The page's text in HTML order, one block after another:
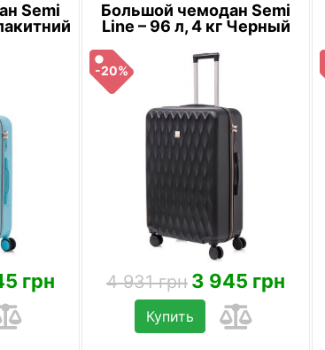
Semi
грн
Большой чемодан Semi
Line – 96 л, 4 кг Черный
-20%
4 931 грн 3 945 грн
Купить